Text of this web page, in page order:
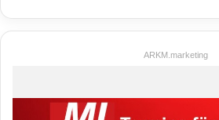
ARKM.marketing